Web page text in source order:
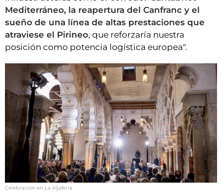
Mediterráneo, la reapertura del Canfranc y el
sueño de una línea de altas prestaciones que
atraviese el Pirineo, que reforzaría nuestra
posición como potencia logística europea".
Celebración en La Aljafería